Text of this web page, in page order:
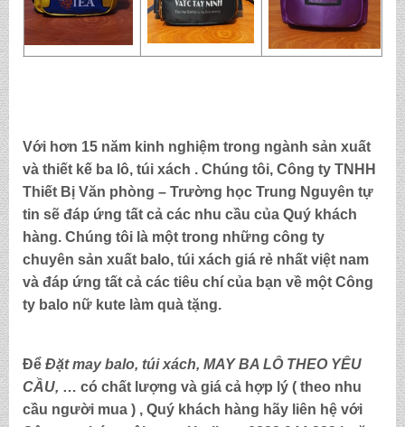
Với hơn 15 năm kinh nghiệm trong ngành sản xuất
và thiết kế ba lô, túi xách . Chúng tôi, Công ty TNHH
Thiết Bị Văn phòng – Trường học Trung Nguyên tự
tin sẽ đáp ứng tất cả các nhu cầu của Quý khách
hàng. Chúng tôi là một trong những công ty
chuyên sản xuất balo, túi xách giá rẻ nhất việt nam
và đáp ứng tất cả các tiêu chí của bạn về một Công
ty balo nữ kute làm quà tặng.
Để Đặt may balo, túi xách, MAY BA LÔ THEO YÊU
CẦU, … có chất lượng và giá cả hợp lý ( theo nhu
cầu người mua ) , Quý khách hàng hãy liên hệ với